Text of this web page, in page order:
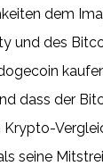
dem
und des
dass der
seine